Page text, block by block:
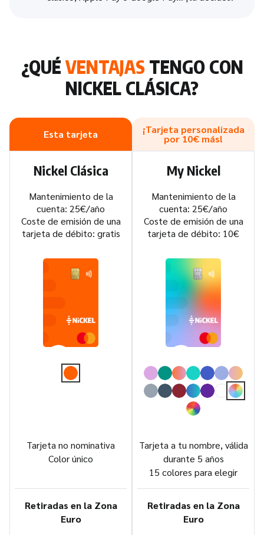
¿QUÉ VENTAJAS TENGO CON
NICKEL CLÁSICA?
Esta tarjeta
Nickel Clásica
Mantenimiento de la
cuenta: 25€/año
Coste de emisión de una
tarjeta de débito: gratis
Tarjeta no nominativa
Color único
Retiradas en la Zona
Euro
¡Tarjeta personalizada
por 10€ más!
My Nickel
Mantenimiento de la
cuenta: 25€/año
Coste de emisión de una
tarjeta de débito: 10€
Tarjeta a tu nombre, válida
durante 5 años
15 colores para elegir
Retiradas en la Zona
Euro